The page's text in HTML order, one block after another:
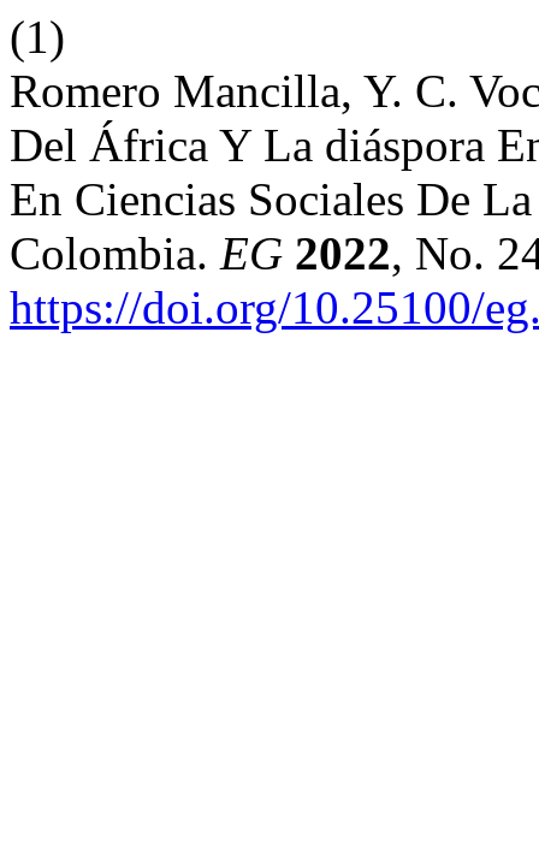
(1)
Romero Mancilla, Y. C.
Del África Y La diáspora
En Ciencias Sociales De
Colombia. EG 2022, No.
https://doi.org/10.25100/